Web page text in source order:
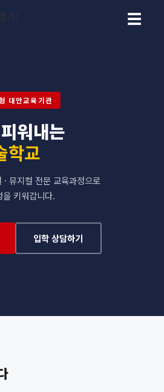
☰
대안교육기관
워내는
학교
뮤지컬 전문 교육과정으로
키워갑니다.
입학 상담하기